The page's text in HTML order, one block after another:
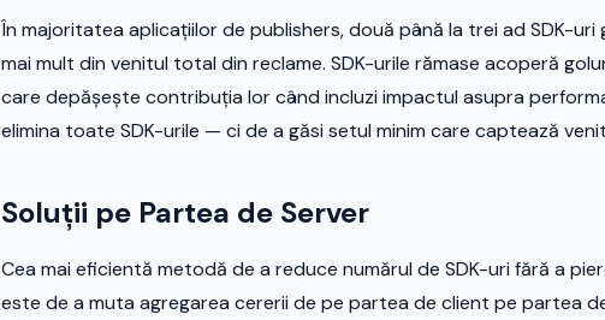
În majoritatea aplicațiilor de publishers, două până la trei ad SDK-uri
mai mult din venitul total din reclame. SDK-urile rămase acoperă
care depășește contribuția lor când incluzi impactul asupra
elimina toate SDK-urile — ci de a găsi setul minim care captează
Soluții pe Partea de Server
Cea mai eficientă metodă de a reduce numărul de SDK-uri fără a
este de a muta agregarea cererii de pe partea de client pe partea